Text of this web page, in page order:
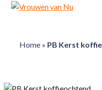
Home» PB Kerst